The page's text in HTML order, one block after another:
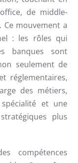
de middle-
mouvement a
: les rôles qui
banques sont
seulement de
réglementaires,
des métiers,
et une
plus
compétences